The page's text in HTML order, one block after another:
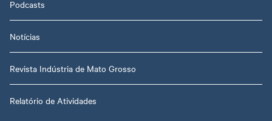
Podcasts
Notícias
Revista Indústria de Mato Grosso
Relatório de Atividades